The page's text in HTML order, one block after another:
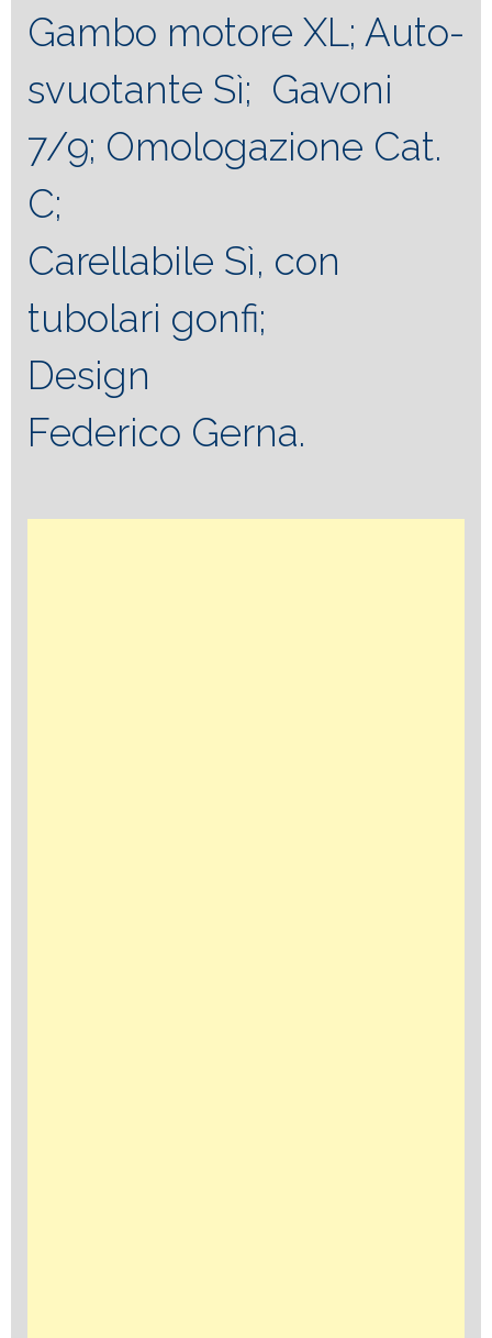
Gambo motore XL; Auto-
svuotante Sì; Gavoni
7/9; Omologazione Cat.
C;
Carellabile Sì, con
tubolari gonfi;
Design
Federico Gerna.